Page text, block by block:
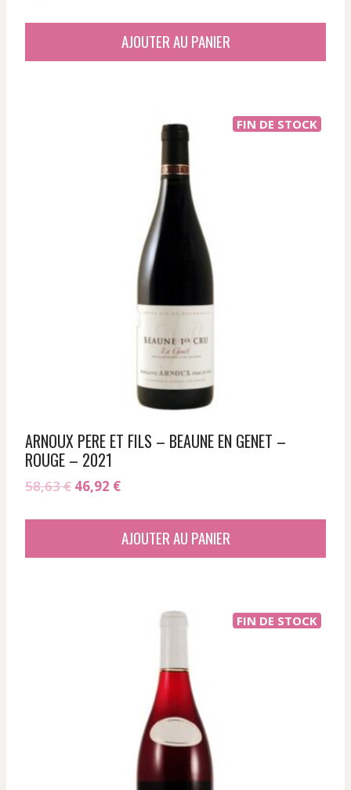
AJOUTER AU PANIER
FIN DE STOCK
ARNOUX PERE ET FILS – BEAUNE EN GENET –
ROUGE – 2021
58,63€ Le
46,92 €Le
est :
AJOUTER AU PANIER
FIN DE STOCK